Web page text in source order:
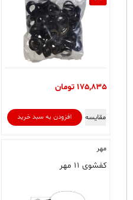
175,835 تومان
افزودن به سبد خرید مقایسه
مهر
کفشوی ۱۱ مهر